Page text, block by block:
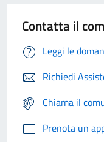
Contatta il
Leggi le
Richiedi
Chiama il
Prenota un